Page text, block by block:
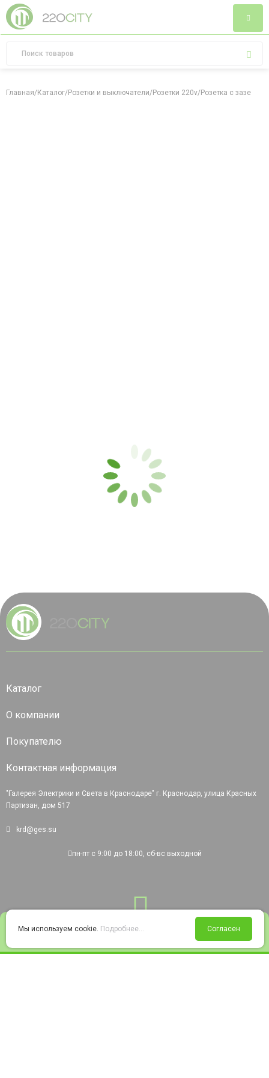
Войти Избранное Корзина
Главная/Каталог/Розетки и выключатели/Розетки 220v/Розетка с
Каталог
О компании
Покупателю
Контактная информация
"Галерея Электрики и Света в Краснодаре" г. Краснодар, улица Красных
Партизан, дом 517
krd@ges.su
пн-пт с 9:00 до 18:00, сб-вс выходной
Мы используем cookie. Подробнее... Согласен